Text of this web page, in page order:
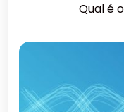
Qual é